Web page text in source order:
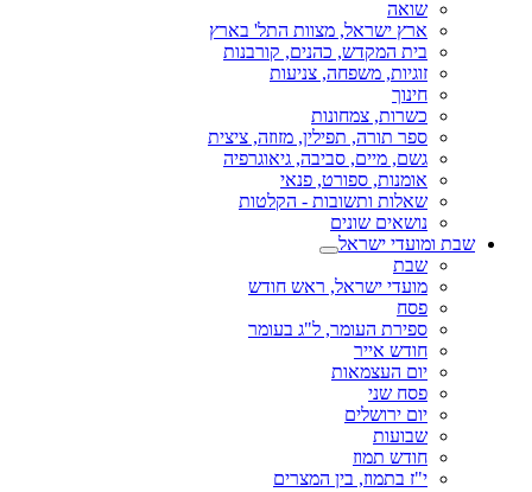
שואה
ארץ ישראל, מצוות התל' בארץ
בית המקדש, כהנים, קורבנות
זוגיות, משפחה, צניעות
חינוך
כשרות, צמחונות
ספר תורה, תפילין, מזוזה, ציצית
גשם, מיים, סביבה, גיאוגרפיה
אומנות, ספורט, פנאי
שאלות ותשובות - הקלטות
נושאים שונים
שבת ומועדי ישראל
שבת
מועדי ישראל, ראש חודש
פסח
ספירת העומר, ל"ג בעומר
חודש אייר
יום העצמאות
פסח שני
יום ירושלים
שבועות
חודש תמוז
י"ז בתמוז, בין המצרים